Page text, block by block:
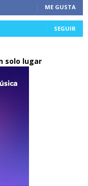
ME GUSTA
SEGUIR
solo lugar